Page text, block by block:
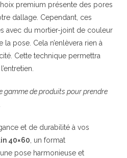
premium présente des pores
dallage. Cependant, ces
avec du mortier-joint de couleur
pose. Cela n’enlèvera rien à
Cette technique permettra
gamme de produits pour prendre
et de durabilité à vos
40×60, un format
pose harmonieuse et